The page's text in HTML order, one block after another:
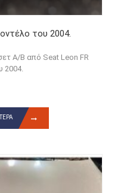
του 2004.
Α/Β από Seat Leon FR
2004.